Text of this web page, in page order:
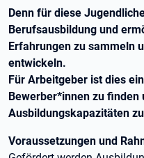
Denn für diese
Berufsausbildung und
Erfahrungen zu sammeln
entwickeln.
Für Arbeitgeber ist dies
Bewerber*innen zu finden
Ausbildungskapazitäten
Voraussetzungen und